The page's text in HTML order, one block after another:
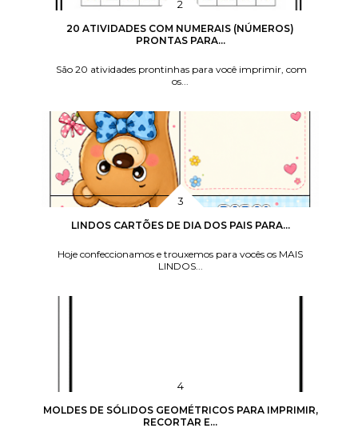
20 ATIVIDADES COM NUMERAIS (NÚMEROS)
PRONTAS PARA...
São 20 atividades prontinhas para você imprimir, com
os...
LINDOS CARTÕES DE DIA DOS PAIS PARA...
Hoje confeccionamos e trouxemos para vocês os MAIS
LINDOS...
MOLDES DE SÓLIDOS GEOMÉTRICOS PARA IMPRIMIR,
RECORTAR E...